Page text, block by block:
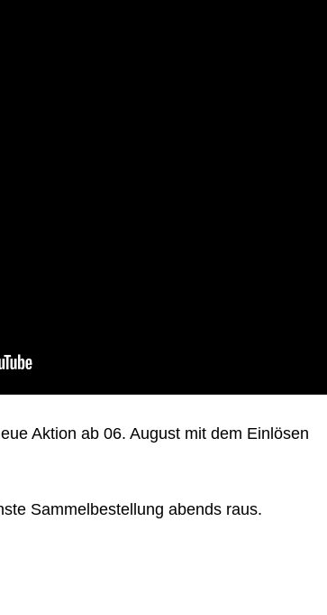
Aktion ab 06. August mit dem Einlösen
Sammelbestellung abends raus.